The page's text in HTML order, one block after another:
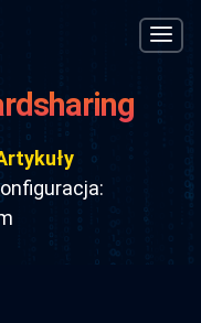
CCcam